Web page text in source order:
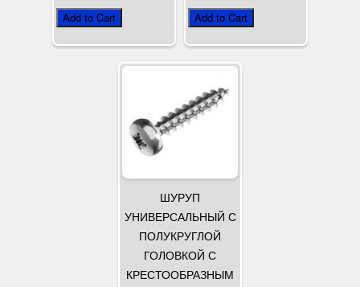
ШУРУП
УНИВЕРСАЛЬНЫЙ С
ПОЛУКРУГЛОЙ
ГОЛОВКОЙ С
КРЕСТООБРАЗНЫМ